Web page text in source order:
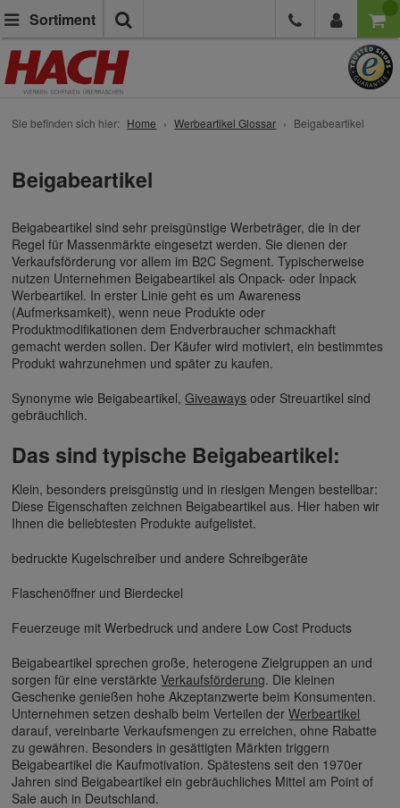
Sortiment
Sie befinden sich hier: Home Werbeartikel Glossar Beigabeartikel
Beigabeartikel
Beigabeartikel sind sehr preisgünstige Werbeträger, die in der
Regel für Massenmärkte eingesetzt werden. Sie dienen der
Verkaufsförderung vor allem im B2C Segment. Typischerweise
nutzen Unternehmen Beigabeartikel als Onpack- oder Inpack
Werbeartikel. In erster Linie geht es um Awareness
(Aufmerksamkeit), wenn neue Produkte oder
Produktmodifikationen dem Endverbraucher schmackhaft
gemacht werden sollen. Der Käufer wird motiviert, ein bestimmtes
Produkt wahrzunehmen und später zu kaufen.
Synonyme wie Beigabeartikel,Giveaways oder Streuartikel sind
gebräuchlich.
Das sind typische Beigabeartikel:
Klein, besonders preisgünstig und in riesigen Mengen bestellbar:
Diese Eigenschaften zeichnen Beigabeartikel aus. Hier haben wir
Ihnen die beliebtesten Produkte aufgelistet.
bedruckte Kugelschreiber und andere Schreibgeräte
Flaschenöffner und Bierdeckel
Feuerzeuge mit Werbedruck und andere Low Cost Products
Beigabeartikel sprechen große, heterogene Zielgruppen an und
sorgen für eine verstärkteVerkaufsförderung. Die kleinen
Geschenke genießen hohe Akzeptanzwerte beim Konsumenten.
Unternehmen setzen deshalb beim Verteilen derWerbeartikel
darauf, vereinbarte Verkaufsmengen zu erreichen, ohne Rabatte
zu gewähren. Besonders in gesättigten Märkten triggern
Beigabeartikel die Kaufmotivation. Spätestens seit den 1970er
Jahren sind Beigabeartikel ein gebräuchliches Mittel am Point of
Sale auch in Deutschland.